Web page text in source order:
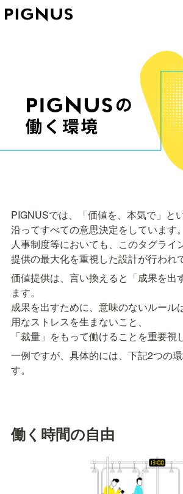
PIGNUSでは、「価値を、本気で」と
沿ってすべての意思決定をしています。
人事制度等においても、このタグライ
提供の最大化を重視した設計が行われ
価値提供は、言い換えると「成果を出
ます。
成果を出すために、意味のないルール
用なストレスを生まないこと、
「裁量」をもって働けることを重要視
一例ですが、具体的には、下記2つの
す。
働く時間の自由